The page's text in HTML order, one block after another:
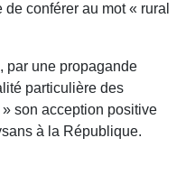
conférer au mot « rural
par une propagande
particulière des
son acception positive
à la République.